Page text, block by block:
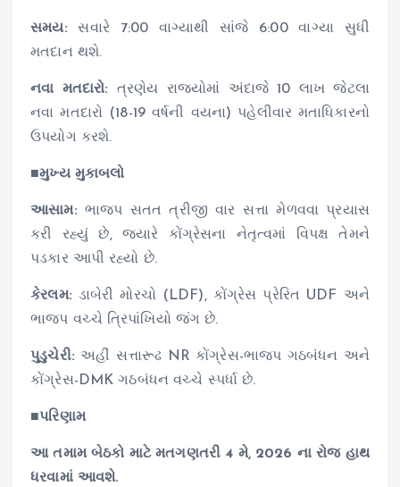
સમય: સવારે 7:00 વાગ્યાથી સાંજે 6:00 વાગ્યા સુધી
મતદાન થશે.
નવા મતદારો: ત્રણેય રાજ્યોમાં અંદાજે 10 લાખ જેટલા
નવા મતદારો (18-19 વર્ષની વયના) પહેલીવાર મતાધિકારનો
ઉપયોગ કરશે.
■મુખ્ય મુકાબલો
આસામ: ભાજપ સતત ત્રીજી વાર સત્તા મેળવવા પ્રયાસ
કરી રહ્યું છે, જ્યારે કોંગ્રેસના નેતૃત્વમાં વિપક્ષ તેમને
પડકાર આપી રહ્યો છે.
કેરલમ: ડાબેરી મોરચો (LDF), કોંગ્રેસ પ્રેરિત UDF અને
ભાજપ વચ્ચે ત્રિપાંખિયો જંગ છે.
પુડુચેરી: અહીં સત્તારૂઢ NR કોંગ્રેસ-ભાજપ ગઠબંધન અને
કોંગ્રેસ-DMK ગઠબંધન વચ્ચે સ્પર્ધા છે.
■પરિણામ
આ તમામ બેઠકો માટે મતગણતરી 4 મે, 2026 ના રોજ હાથ
ધરવામાં આવશે.